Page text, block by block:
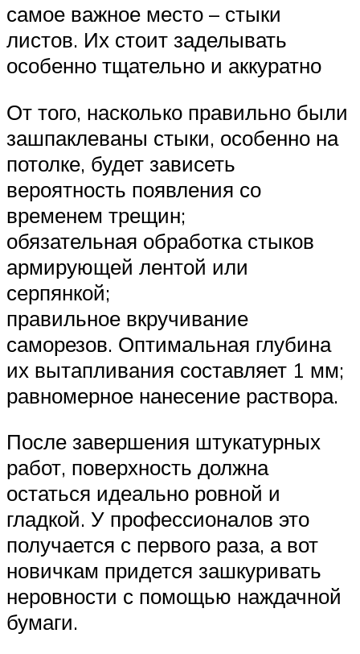
самое важное место – стыки
листов. Их стоит заделывать
особенно тщательно и аккуратно
От того, насколько правильно были
зашпаклеваны стыки, особенно на
потолке, будет зависеть
вероятность появления со
временем трещин;
обязательная обработка стыков
армирующей лентой или
серпянкой;
правильное вкручивание
саморезов. Оптимальная глубина
их вытапливания составляет 1 мм;
равномерное нанесение раствора.
После завершения штукатурных
работ, поверхность должна
остаться идеально ровной и
гладкой. У профессионалов это
получается с первого раза, а вот
новичкам придется зашкуривать
неровности с помощью наждачной
бумаги.